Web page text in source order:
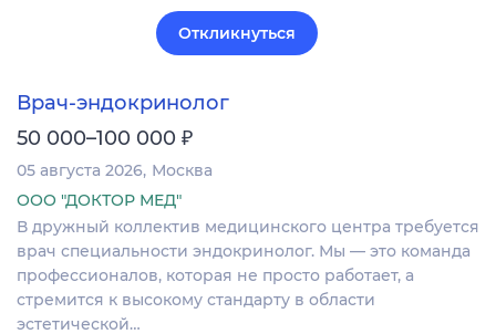
Откликнуться
Врач-эндокринолог
50 000–100 000 ₽
05 августа 2026 Москва
ООО "ДОКТОР МЕД"
В дружный коллектив медицинского центра требуется
врач специальности эндокринолог. Мы — это команда
профессионалов, которая не просто работает, а
стремится к высокому стандарту в области
эстетической…